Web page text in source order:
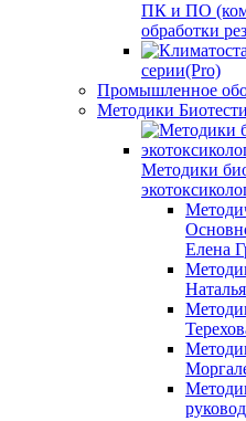
ПК и ПО
обработки
серии(Pro)
Промышленное
Методики
Методики
Елена